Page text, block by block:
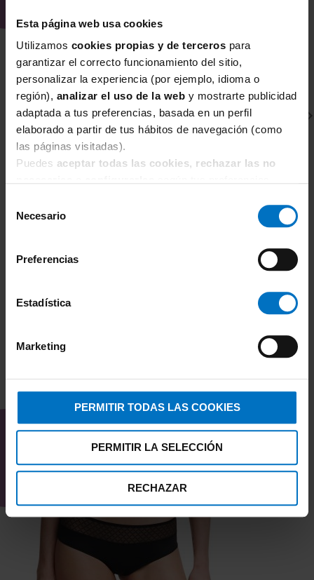
Esta página web usa cookies
Utilizamos cookies propias y de terceros para
garantizar el correcto funcionamiento del sitio,
personalizar la experiencia (por ejemplo, idioma o
región), analizar el uso de la web y mostrarte publicidad
adaptada a tus preferencias, basada en un perfil
elaborado a partir de tus hábitos de navegación (como
las páginas visitadas).
Puedes aceptar todas las cookies, rechazar las no
Necesario
Preferencias
Estadística
Marketing
PERMITIR TODAS LAS COOKIES
PERMITIR LA SELECCIÓN
RECHAZAR
Sujetador con aros Moldeado Chantelle EasyFeel
68,00 €
TAMBIÉN TE PUEDE
INTERESAR